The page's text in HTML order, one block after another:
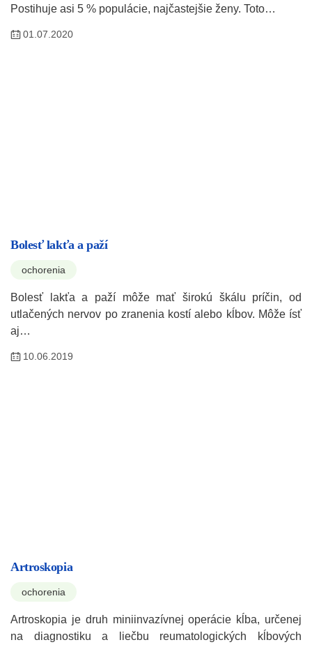
Postihuje asi 5 % populácie, najčastejšie ženy. Toto…
01.07.2020
Bolesť lakťa a paží
ochorenia
Bolesť lakťa a paží môže mať širokú škálu príčin, od
utlačených nervov po zranenia kostí alebo kĺbov. Môže ísť
aj…
10.06.2019
Artroskopia
ochorenia
Artroskopia je druh miniinvazívnej operácie kĺba, určenej
na diagnostiku a liečbu reumatologických kĺbových